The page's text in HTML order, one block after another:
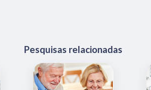
Pesquisas relacionadas